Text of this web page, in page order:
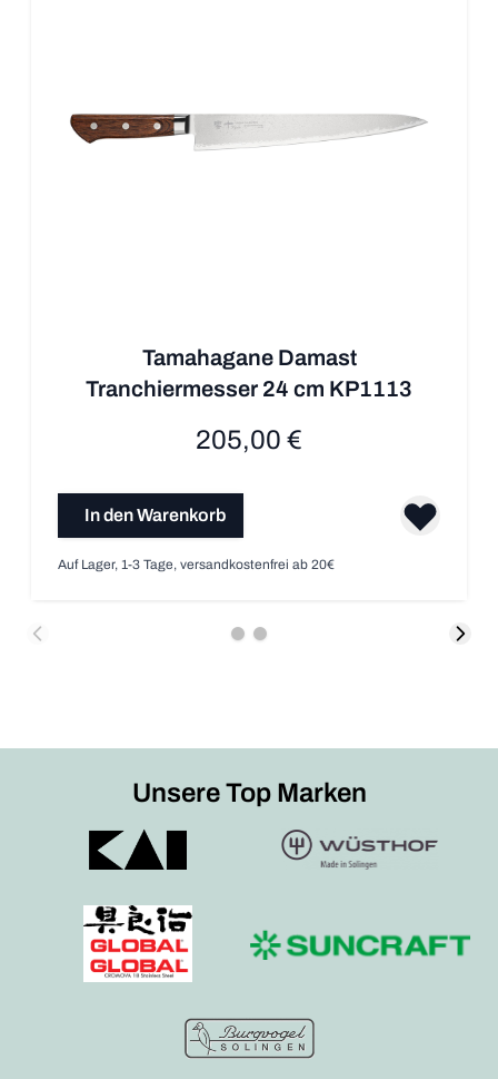
Tamahagane Damast
Tranchiermesser 24 cm KP1113
205,00 €
In den Warenkorb
Auf Lager, 1-3 Tage, versandkostenfrei ab 20€
Unsere Top Marken